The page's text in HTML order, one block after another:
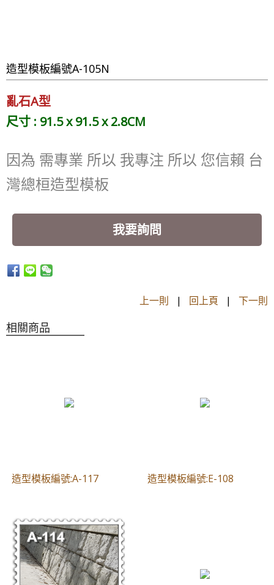
造型模板編號A-105N
亂石A型
尺寸 : 91.5 x 91.5 x 2.8CM
因為 需專業 所以 我專注 所以 您信賴 台
灣總桓造型模板
我要詢問
上一則 | 回上頁 | 下一則
相關商品
​造型模板編號:A-117 ​造型模板編號:E-108